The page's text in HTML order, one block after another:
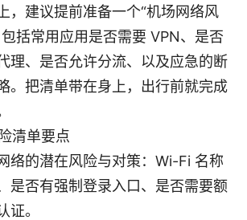
，建议提前准备一个“机场网络风
包括常用应用是否需要 VPN、是否
理、是否允许分流、以及应急的断
。把清单带在身上，出行前就完成
清单要点
络的潜在风险与对策：Wi-Fi 名称
是否有强制登录入口、是否需要额
证。